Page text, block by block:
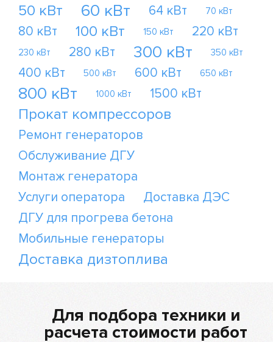
50 кВт 60 кВт 64 кВт 70 кВт
80 кВт 100 кВт 150 кВт 220 кВт
230 кВт 280 кВт 300 кВт 350 кВт
400 кВт 500 кВт 600 кВт 650 кВт
800 кВт 1000 кВт 1500 кВт
Прокат компрессоров
Ремонт генераторов
Обслуживание ДГУ
Монтаж генератора
Услуги оператора
Доставка ДЭС
ДГУ для прогрева бетона
Мобильные генераторы
Доставка дизтоплива
Для подбора техники и
расчета стоимости работ